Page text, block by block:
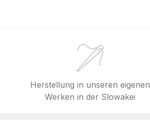
Herstellung in unseren eigenen
Werken in der Slowakei